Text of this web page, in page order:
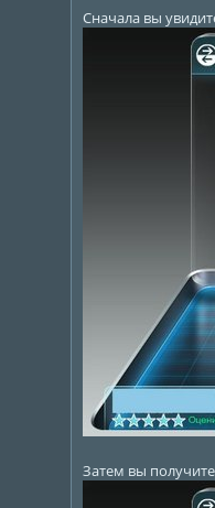
Сначала вы
Затем вы